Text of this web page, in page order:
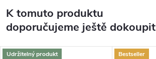
K tomuto produktu
doporučujeme ještě dokoupit
Udržitelný produkt
Bestseller